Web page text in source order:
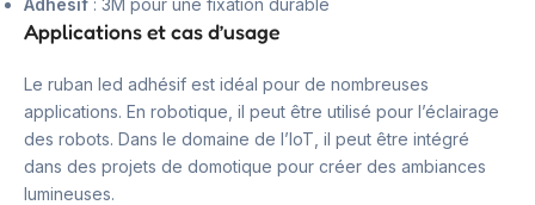
Adhésif : 3M pour une fixation durable
Applications et cas d’usage
Le ruban led adhésif est idéal pour de nombreuses
applications. En robotique, il peut être utilisé pour l’éclairage
des robots. Dans le domaine de l’IoT, il peut être intégré
dans des projets de domotique pour créer des ambiances
lumineuses.